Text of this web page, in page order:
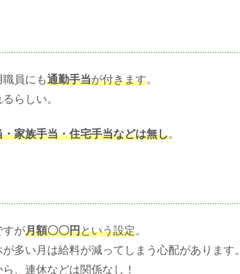
員にも通勤手当が付きます。
らしい。
・家族手当・住宅手当などは無し。
すが月額〇〇円という設定。
多い月は給料が減ってしまう心配があります。
、連休などは関係なし！